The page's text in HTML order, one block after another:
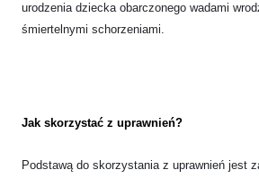
urodzenia dziecka obarczonego wadami
śmiertelnymi schorzeniami.
Jak skorzystać z uprawnień?
Podstawą do skorzystania z uprawnień jest